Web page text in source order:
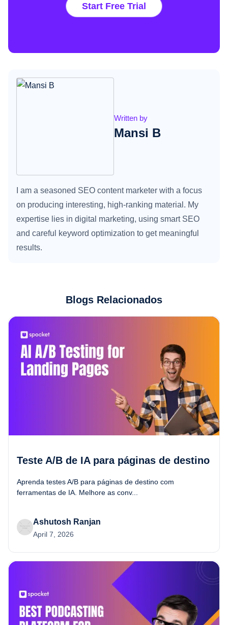
Start Free Trial
Written by
Mansi B
I am a seasoned SEO content marketer with a focus
on producing interesting, high-ranking material. My
expertise lies in digital marketing, using smart SEO
and careful keyword optimization to get meaningful
results.
Blogs Relacionados
Teste A/B de IA para páginas de destino
Aprenda testes A/B para páginas de destino com
ferramentas de IA. Melhore as conv...
Ashutosh Ranjan
April 7, 2026